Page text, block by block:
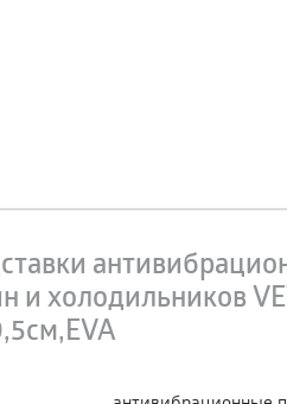
и холодильников